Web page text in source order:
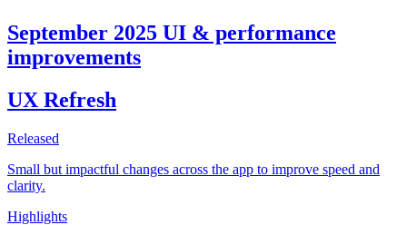
September 2025 UI & performance
improvements
UX Refresh
Released
Small but impactful changes across the app to improve speed and
clarity.
Highlights